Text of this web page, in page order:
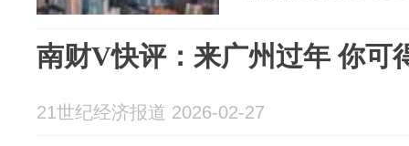
南财V快评：来广州过年 你可
21世纪经济报道 2026-02-27